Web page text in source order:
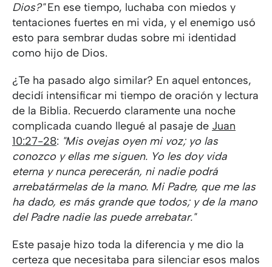
Dios?"En ese tiempo, luchaba con miedos y
tentaciones fuertes en mi vida, y el enemigo usó
esto para sembrar dudas sobre mi identidad
como hijo de Dios.
¿Te ha pasado algo similar? En aquel entonces,
decidí intensificar mi tiempo de oración y lectura
de la Biblia. Recuerdo claramente una noche
complicada cuando llegué al pasaje de Juan
10:27-28: "Mis ovejas oyen mi voz; yo las
conozco y ellas me siguen. Yo les doy vida
eterna y nunca perecerán, ni nadie podrá
arrebatármelas de la mano. Mi Padre, que me las
ha dado, es más grande que todos; y de la mano
del Padre nadie las puede arrebatar."
Este pasaje hizo toda la diferencia y me dio la
certeza que necesitaba para silenciar esos malos